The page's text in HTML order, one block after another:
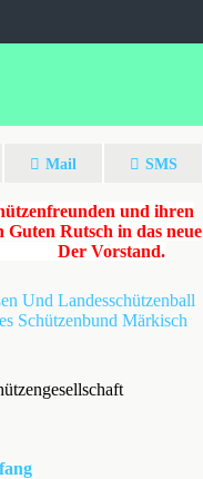
Mail SMS
und ihren
Rutsch in das neue
Der Vorstand.
Und Landesschützenball
Schützenbund Märkisch